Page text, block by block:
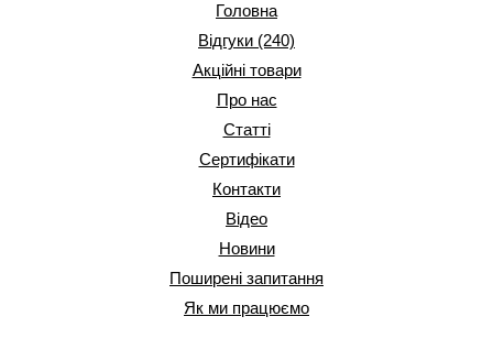
Головна
Відгуки (240)
Акційні товари
Про нас
Статті
Сертифікати
Контакти
Відео
Новини
Поширені запитання
Як ми працюємо